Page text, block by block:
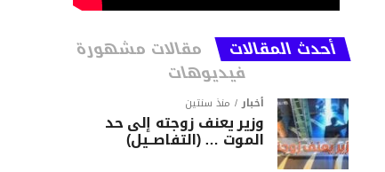
أحدث المقالات مقالات مشهورة
فيديوهات
أخبار منذ سنتين
وزير يعنف زوجته إلى حد
الموت … (التفاصــيل)